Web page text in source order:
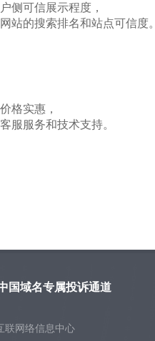
侧可信展示程度，
站的搜索排名和站点可信度。
格实惠，
服服务和技术支持。
国域名专属投诉通道
联网络信息中心